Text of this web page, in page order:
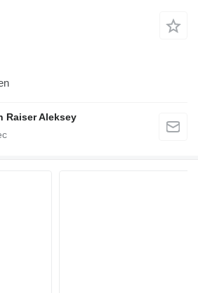
Raiser Aleksey